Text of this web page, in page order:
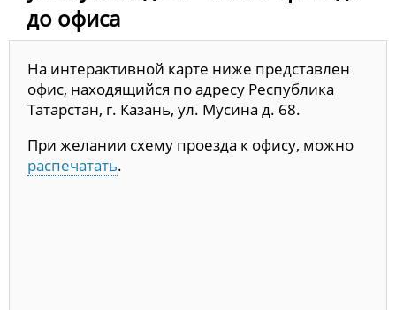
до офиса
На интерактивной карте ниже представлен
офис, находящийся по адресу Республика
Татарстан, г. Казань, ул. Мусина д. 68.
При желании схему проезда к офису, можно
распечатать.